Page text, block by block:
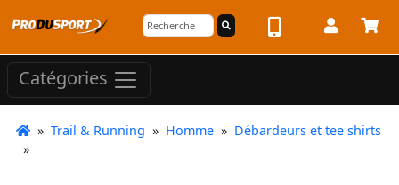
Catégories
» Trail & Running » Homme » Débardeurs et tee shirts
»